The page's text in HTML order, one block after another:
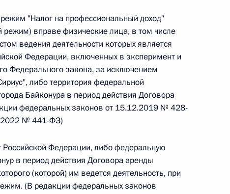
Федерации «О защите прав потребителей»
г. № 247-ФЗ
Российской Федерации об административных
г. № 245-ФЗ
Российской Федерации и Правительством
деятельности с драгоценными металлами,
"Налог на профессиональный доход"
вправе физические лица, в том числе
ведения деятельности которых является
Федерации, включенных в эксперимент и
Федерального закона, за исключением
либо территория федеральной
Байконура в период действия Договора
федеральных законов от 15.12.2019 № 428-
№ 441-ФЗ)
Федерации, либо федеральную
в период действия Договора аренды
(которой) им ведется деятельность, при
(В редакции федеральных законов